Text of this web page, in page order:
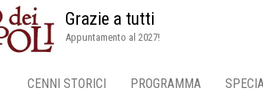
Grazie a tutti
Appuntamento al 2027!
CENNI STORICI PROGRAMMA